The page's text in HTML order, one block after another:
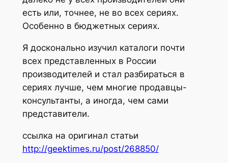
есть или, точнее, не во всех сериях.
Особенно в бюджетных сериях.
Я досконально изучил каталоги почти
всех представленных в России
производителей и стал разбираться в
сериях лучше, чем многие продавцы-
консультанты, а иногда, чем сами
представители.
ссылка на оригинал статьи
http://geektimes.ru/post/268850/